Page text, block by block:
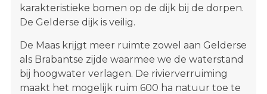
karakteristieke bomen op de dijk bij de dorpen.
De Gelderse dijk is veilig.
De Maas krijgt meer ruimte zowel aan Gelderse
als Brabantse zijde waarmee we de waterstand
bij hoogwater verlagen. De rivierverruiming
maakt het mogelijk ruim 600 ha natuur toe te